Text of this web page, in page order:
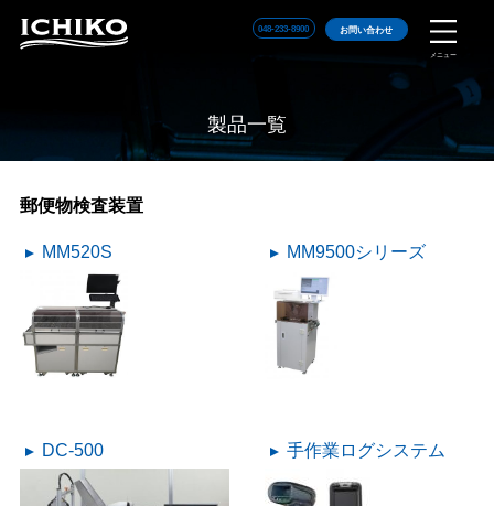
048-233-8900 お問い合わせ
メニュー
製品一覧
郵便物検査装置
MM520S MM9500シリーズ
DC-500 手作業ログシステム